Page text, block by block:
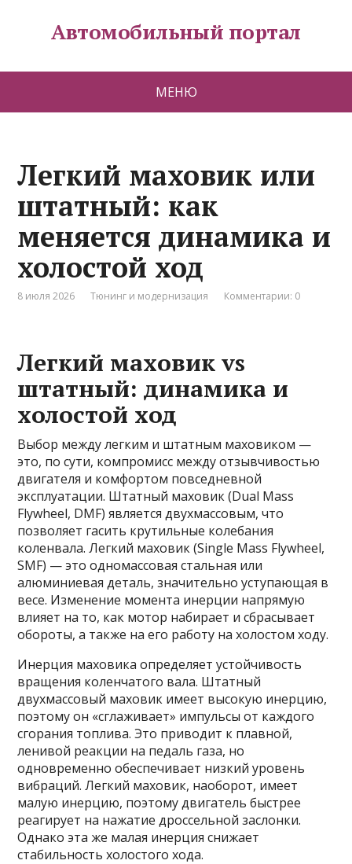
Автомобильный портал
МЕНЮ
Легкий маховик или
штатный: как
меняется динамика и
холостой ход
8 июля 2026 Тюнинг и модернизация Комментарии: 0
Легкий маховик vs
штатный: динамика и
холостой ход
Выбор между легким и штатным маховиком —
это, по сути, компромисс между отзывчивостью
двигателя и комфортом повседневной
эксплуатации. Штатный маховик (Dual Mass
Flywheel, DMF) является двухмассовым, что
позволяет гасить крутильные колебания
коленвала. Легкий маховик (Single Mass Flywheel,
SMF) — это одномассовая стальная или
алюминиевая деталь, значительно уступающая в
весе. Изменение момента инерции напрямую
влияет на то, как мотор набирает и сбрасывает
обороты, а также на его работу на холостом ходу.
Инерция маховика определяет устойчивость
вращения коленчатого вала. Штатный
двухмассовый маховик имеет высокую инерцию,
поэтому он «сглаживает» импульсы от каждого
сгорания топлива. Это приводит к плавной,
ленивой реакции на педаль газа, но
одновременно обеспечивает низкий уровень
вибраций. Легкий маховик, наоборот, имеет
малую инерцию, поэтому двигатель быстрее
реагирует на нажатие дроссельной заслонки.
Однако эта же малая инерция снижает
стабильность холостого хода.